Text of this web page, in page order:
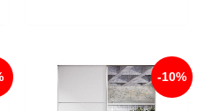
898,00 Kč.
-10%